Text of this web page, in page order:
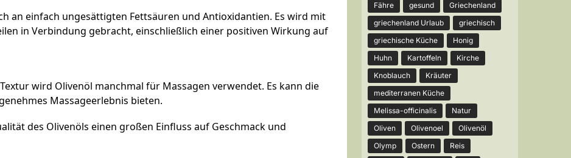
an einfach ungesättigten Fettsäuren und Antioxidantien. Es wird mit
in Verbindung gebracht, einschließlich einer positiven Wirkung auf
wird Olivenöl manchmal für Massagen verwendet. Es kann die
Massageerlebnis bieten.
des Olivenöls einen großen Einfluss auf Geschmack und
Fähre
gesund
Griechenland
griechenland Urlaub
griechisch
griechische Küche
Honig
Huhn
Kartoffeln
Kirche
Knoblauch
Kräuter
mediterranen Küche
Melissa-officinalis
Natur
Oliven
Olivenoel
Olivenöl
Olymp
Ostern
Reis